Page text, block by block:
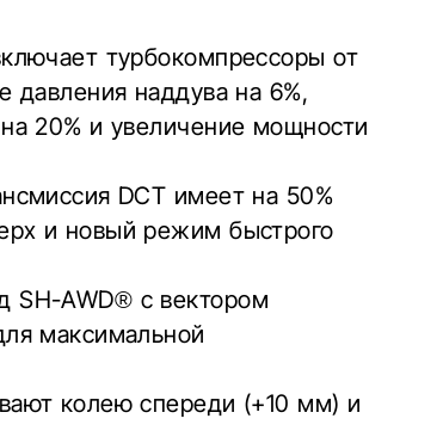
турбокомпрессоры от
давления наддува на 6%,
20% и увеличение мощности
DCT имеет на 50%
и новый режим быстрого
SH-AWD® с вектором
максимальной
колею спереди (+10 мм) и